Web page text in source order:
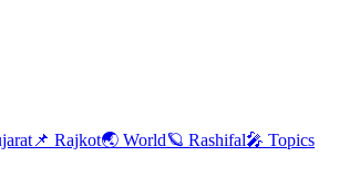
📌 Rajkot🌏 World🪐 Rashifal🎤 Topics